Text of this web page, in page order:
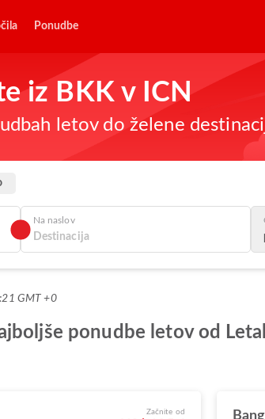
Ponudbe
iz BKK v ICN
letov do želene
Na naslov
GMT +0
ponudbe letov od
Začnite od